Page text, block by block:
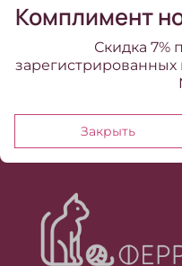
Комплимент
Скидка 7%
Закрыть